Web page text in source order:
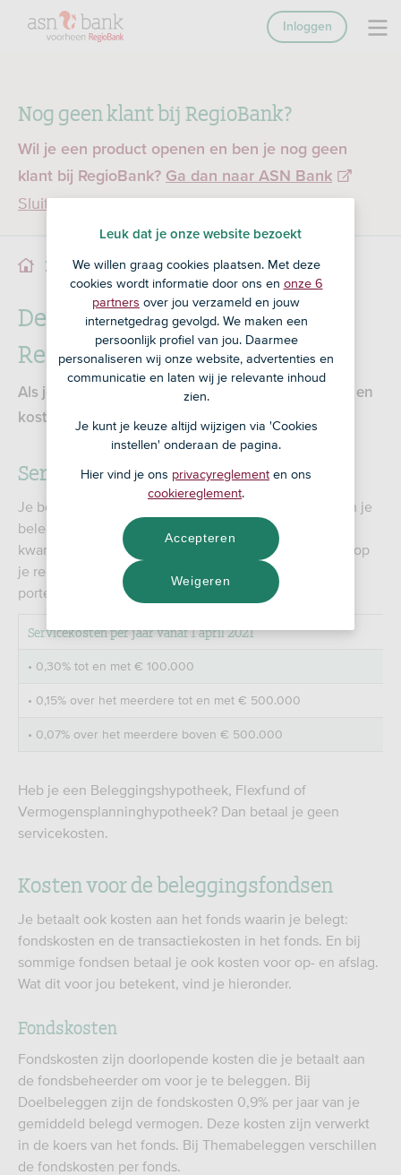
Nog geen klant bij RegioBank?
Wil je een product openen en ben je nog geen
klant bij RegioBank? Ga dan naar ASN Bank
Sluiten
Inloggen
Beleggen Kosten van beleggen
De kosten van beleggen bij
RegioBank
Als je belegt bij RegioBank betaal je servicekosten en
kosten voor het beleggingsfonds waarin je belegt.
Servicekosten
Je betaalt ons servicekosten voor de administratie van je
beleggingsportefeuille. We brengen deze kosten per
kwartaal bij je in rekening. Heb je onvoldoende saldo op
je rekening? Dan verkopen we een deel van je
portefeuille.
Servicekosten per jaar vanaf 1 april 2021
• 0,30% tot en met € 100.000
• 0,15% over het meerdere tot en met € 500.000
• 0,07% over het meerdere boven € 500.000
Heb je een Beleggingshypotheek, Flexfund of
Vermogensplanninghypotheek? Dan betaal je geen
servicekosten.
Kosten voor de beleggingsfondsen
Je betaalt ook kosten aan het fonds waarin je belegt:
fondskosten en de transactiekosten in het fonds. En bij
sommige fondsen betaal je ook kosten voor op- en afslag.
Wat dit voor jou betekent, vind je hieronder.
Fondskosten
Fondskosten zijn doorlopende kosten die je betaalt aan
de fondsbeheerder om voor je te beleggen. Bij
Doelbeleggen zijn de fondskosten 0,9% per jaar van je
gemiddeld belegd vermogen. Deze kosten zijn verwerkt
in de koers van het fonds. Bij Themabeleggen verschillen
de fondskosten per fonds.
Leuk dat je onze website bezoekt
We willen graag cookies plaatsen. Met deze
cookies wordt informatie door ons en onze 6
partners over jou verzameld en jouw
internetgedrag gevolgd. We maken een
persoonlijk profiel van jou. Daarmee
personaliseren wij onze website, advertenties en
communicatie en laten wij je relevante inhoud
zien.
Je kunt je keuze altijd wijzigen via 'Cookies
instellen' onderaan de pagina.
Hier vind je ons privacyreglement en ons
cookiereglement.
Weigeren
Accepteren